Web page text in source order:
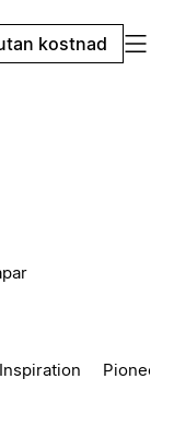
kostnad
Inspiration Pioneers